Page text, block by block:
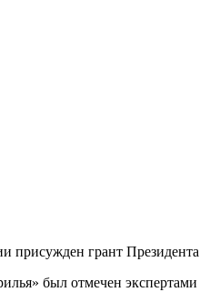
присужден грант
был отмечен